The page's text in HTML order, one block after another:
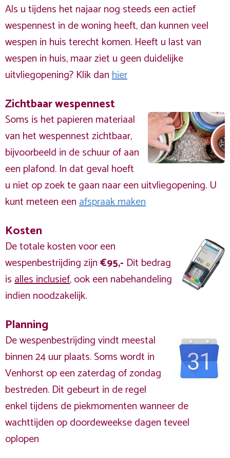
Als u tijdens het najaar nog steeds een actief
wespennest in de woning heeft, dan kunnen veel
wespen in huis terecht komen. Heeft u last van
wespen in huis, maar ziet u geen duidelijke
uitvliegopening? Klik danhier
Zichtbaar wespennest
Soms is het papieren materiaal
van het wespennest zichtbaar,
bijvoorbeeld in de schuur of aan
een plafond. In dat geval hoeft
u niet op zoek te gaan naar een uitvliegopening. U
kunt meteen eenafspraak maken
Kosten
De totale kosten voor een
wespenbestrijding zijn€95,- Dit bedrag
isalles inclusief, ook een nabehandeling
indien noodzakelijk.
Planning
De wespenbestrijding vindt meestal
binnen 24 uur plaats. Soms wordt in
Venhorst op een zaterdag of zondag
bestreden. Dit gebeurt in de regel
enkel tijdens de piekmomenten wanneer de
wachttijden op doordeweekse dagen teveel
oplopen